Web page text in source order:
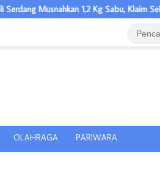
1,2 Kg Sabu, Klaim Selamatkan
OLAHRAGA PARIWARA